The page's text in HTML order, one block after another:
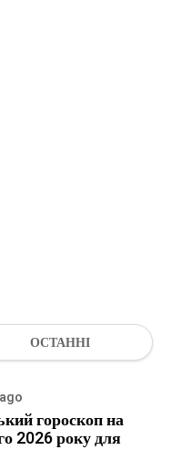
ОСТАННІ
гороскоп на
2026 року для